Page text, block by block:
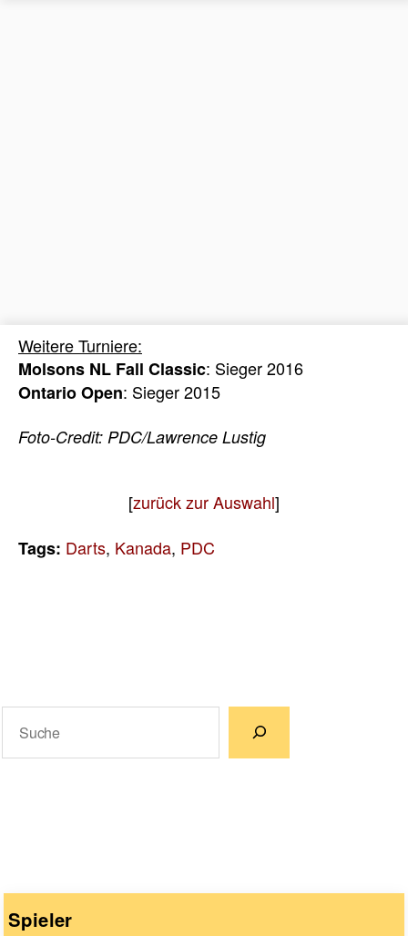
Weitere Turniere:
Molsons NL Fall Classic: Sieger 2016
Ontario Open: Sieger 2015
Foto-Credit: PDC/Lawrence Lustig
[zurück zur Auswahl]
Tags: Darts, Kanada, PDC
Spieler